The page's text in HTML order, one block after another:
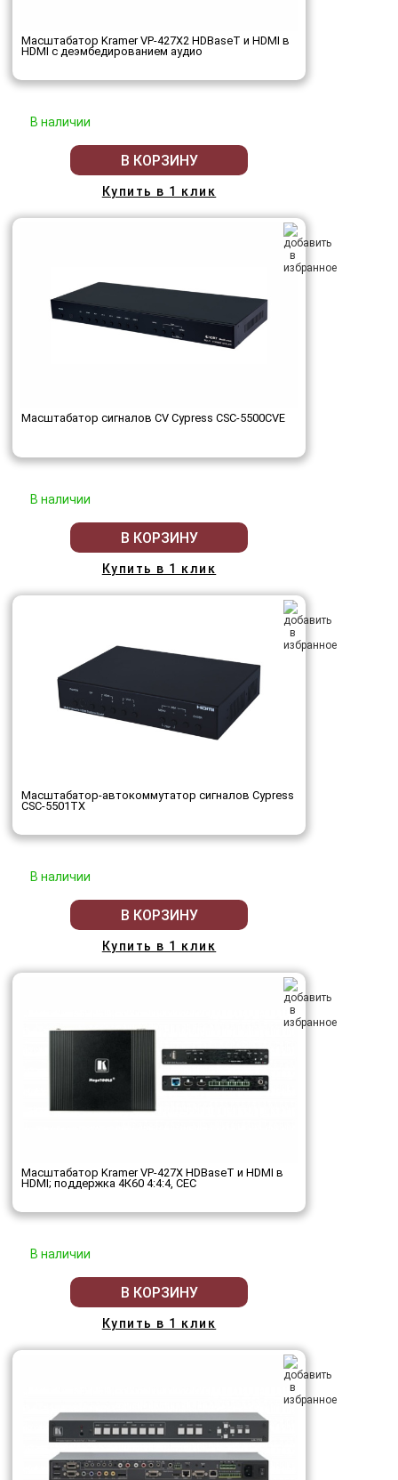
Масштабатор Kramer VP-427X2 HDBaseT и HDMI в
HDMI с деэмбедированием аудио
В наличии
В КОРЗИНУ
Купить в 1 клик
Масштабатор сигналов CV Cypress CSC-5500CVE
В наличии
В КОРЗИНУ
Купить в 1 клик
Масштабатор-автокоммутатор сигналов Cypress
CSC-5501TX
В наличии
В КОРЗИНУ
Купить в 1 клик
Масштабатор Kramer VP-427X HDBaseT и HDMI в
HDMI; поддержка 4К60 4:4:4, CEC
В наличии
В КОРЗИНУ
Купить в 1 клик